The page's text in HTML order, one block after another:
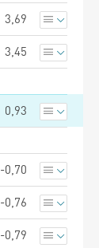
3,69
3,45
0,93
-0,70
-0,76
-0,79